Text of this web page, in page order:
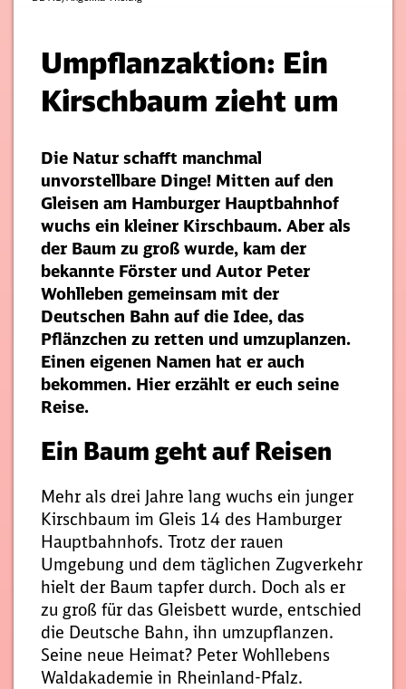
Umpflanzaktion: Ein
Kirschbaum zieht um
Die Natur schafft manchmal
unvorstellbare Dinge! Mitten auf den
Gleisen am Hamburger Hauptbahnhof
wuchs ein kleiner Kirschbaum. Aber als
der Baum zu groß wurde, kam der
bekannte Förster und Autor Peter
Wohlleben gemeinsam mit der
Deutschen Bahn auf die Idee, das
Pflänzchen zu retten und umzuplanzen.
Einen eigenen Namen hat er auch
bekommen. Hier erzählt er euch seine
Reise.
Ein Baum geht auf Reisen
Mehr als drei Jahre lang wuchs ein junger
Kirschbaum im Gleis 14 des Hamburger
Hauptbahnhofs. Trotz der rauen
Umgebung und dem täglichen Zugverkehr
hielt der Baum tapfer durch. Doch als er
zu groß für das Gleisbett wurde, entschied
die Deutsche Bahn, ihn umzupflanzen.
Seine neue Heimat? Peter Wohllebens
Waldakademie in Rheinland-Pfalz.